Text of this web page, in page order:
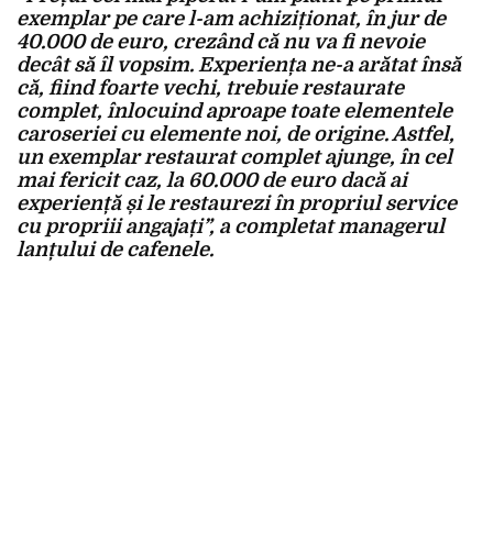
exemplar pe care l-am achiziționat, în jur de
40.000 de euro, crezând că nu va fi nevoie
decât să îl vopsim. Experiența ne-a arătat însă
că, fiind foarte vechi, trebuie restaurate
complet, înlocuind aproape toate elementele
caroseriei cu elemente noi, de origine. Astfel,
un exemplar restaurat complet ajunge, în cel
mai fericit caz, la 60.000 de euro dacă ai
experiență și le restaurezi în propriul service
cu propriii angajați”, a completat managerul
lanțului de cafenele.